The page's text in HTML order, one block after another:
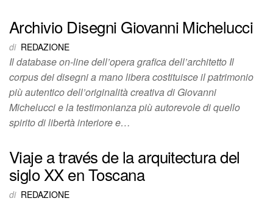
Archivio Disegni Giovanni Michelucci
di REDAZIONE
Il database on-line dell’opera grafica dell’architetto Il
corpus dei disegni a mano libera costituisce il patrimonio
più autentico dell’originalità creativa di Giovanni
Michelucci e la testimonianza più autorevole di quello
spirito di libertà interiore e…
Viaje a través de la arquitectura del
siglo XX en Toscana
di REDAZIONE